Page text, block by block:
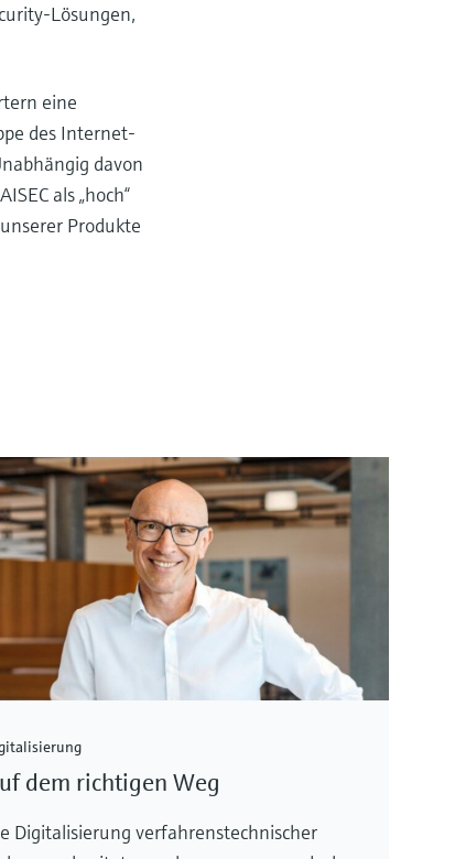
Lösungen,
eine
des Internet-
davon
als „hoch“
Produkte
dem richtigen Weg
Digitalisierung verfahrenstechnischer